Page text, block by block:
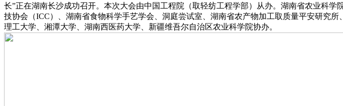
长”正在湖南长沙成功召开。本次大会由中国工程院（取轻纺工程学部）从办。湖南省农业科
技协会（ICC）、湖南省食物科学手艺学会、洞庭尝试室、湖南省农产物加工取质量平安研究
理工大学、湘潭大学、湖南西医药大学、新疆维吾尔自治区农业科学院协办。